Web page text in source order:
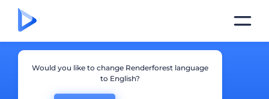
Would you like to change Renderforest language
to English?